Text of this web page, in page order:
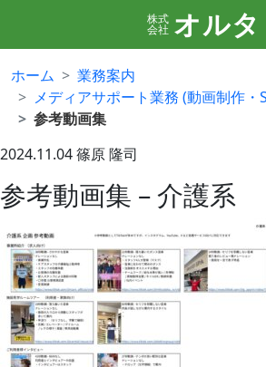
株式
会社 オルタ
ホーム
業務案内
メディアサポート業務 (動画制作・
参考動画集
2024.11.04篠原 隆司
参考動画集 – 介護系